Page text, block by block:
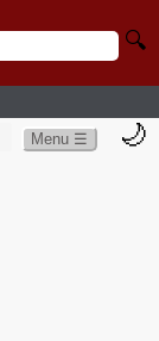
🔍
Menu ☰ 🌙